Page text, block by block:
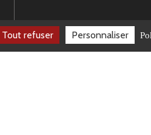
Tout refuser Personnaliser